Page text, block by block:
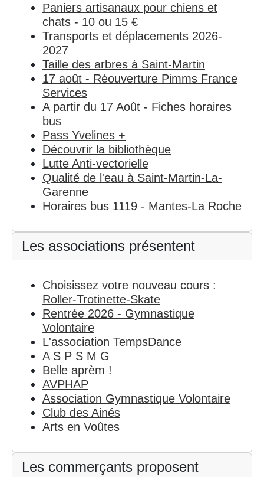
Paniers artisanaux pour chiens et
chats - 10 ou 15 €
Transports et déplacements 2026-
2027
Taille des arbres à Saint-Martin
17 août - Réouverture Pimms France
Services
A partir du 17 Août - Fiches horaires
bus
Pass Yvelines +
Découvrir la bibliothèque
Lutte Anti-vectorielle
Qualité de l'eau à Saint-Martin-La-
Garenne
Horaires bus 1119 - Mantes-La Roche
Les associations présentent
Choisissez votre nouveau cours :
Roller-Trotinette-Skate
Rentrée 2026 - Gymnastique
Volontaire
L'association TempsDance
A S P S M G
Belle aprèm !
AVPHAP
Association Gymnastique Volontaire
Club des Ainés
Arts en Voûtes
Les commerçants proposent